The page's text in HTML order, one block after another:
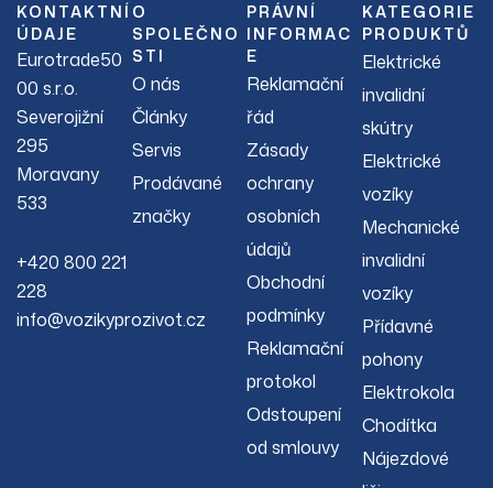
KONTAKTNÍ
ÚDAJE
Eurotrade50
00 s.r.o.
Severojižní
295
Moravany
533
+420 800 221
228
info@vozikyprozivot.cz
O
SPOLEČNO
STI
O nás
Články
Servis
Prodávané
značky
PRÁVNÍ
INFORMAC
E
Reklamační
řád
Zásady
ochrany
osobních
údajů
Obchodní
podmínky
Reklamační
protokol
Odstoupení
od smlouvy
KATEGORIE
PRODUKTŮ
Elektrické
invalidní
skútry
Elektrické
vozíky
Mechanické
invalidní
vozíky
Přídavné
pohony
Elektrokola
Chodítka
Nájezdové